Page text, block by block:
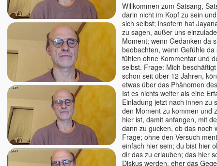
Devasetu - ORKASIS-
Meditation
Dhyan Mikael
Dirk Hessel
Dittmar Kruse
Dolano
Eckhart Tolle u. Kim Eng
Edgar OWK Hofer
Egobuster Verena Fleißner
Elios
Ellen Kalwait-Borck u.
Willkommen zum Satsang,
darin nicht im Kopf zu sein
sich selbst; insofern hat
zu sagen, außer uns
Moment; wenn Gedanken da
beobachten, wenn Gefühle
fühlen ohne Kommentar und
selbst. Frage: Mich
schon seit über 12 Jahren,
etwas über das Phänomen
Ist es nichts weiter als eine
Einladung jetzt nach innen zu
den Moment zu kommen und
hier ist, damit anfangen, mit
dann zu gucken, ob das noch
Frage; ohne den Versuch
einfach hier sein; du bist hier
dir das zu erlauben; das hier
Diskus werden, eher das